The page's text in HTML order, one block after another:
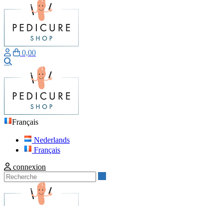
0,00
Français
Nederlands
Français
connexion